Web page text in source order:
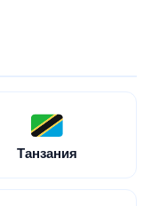
Танзания